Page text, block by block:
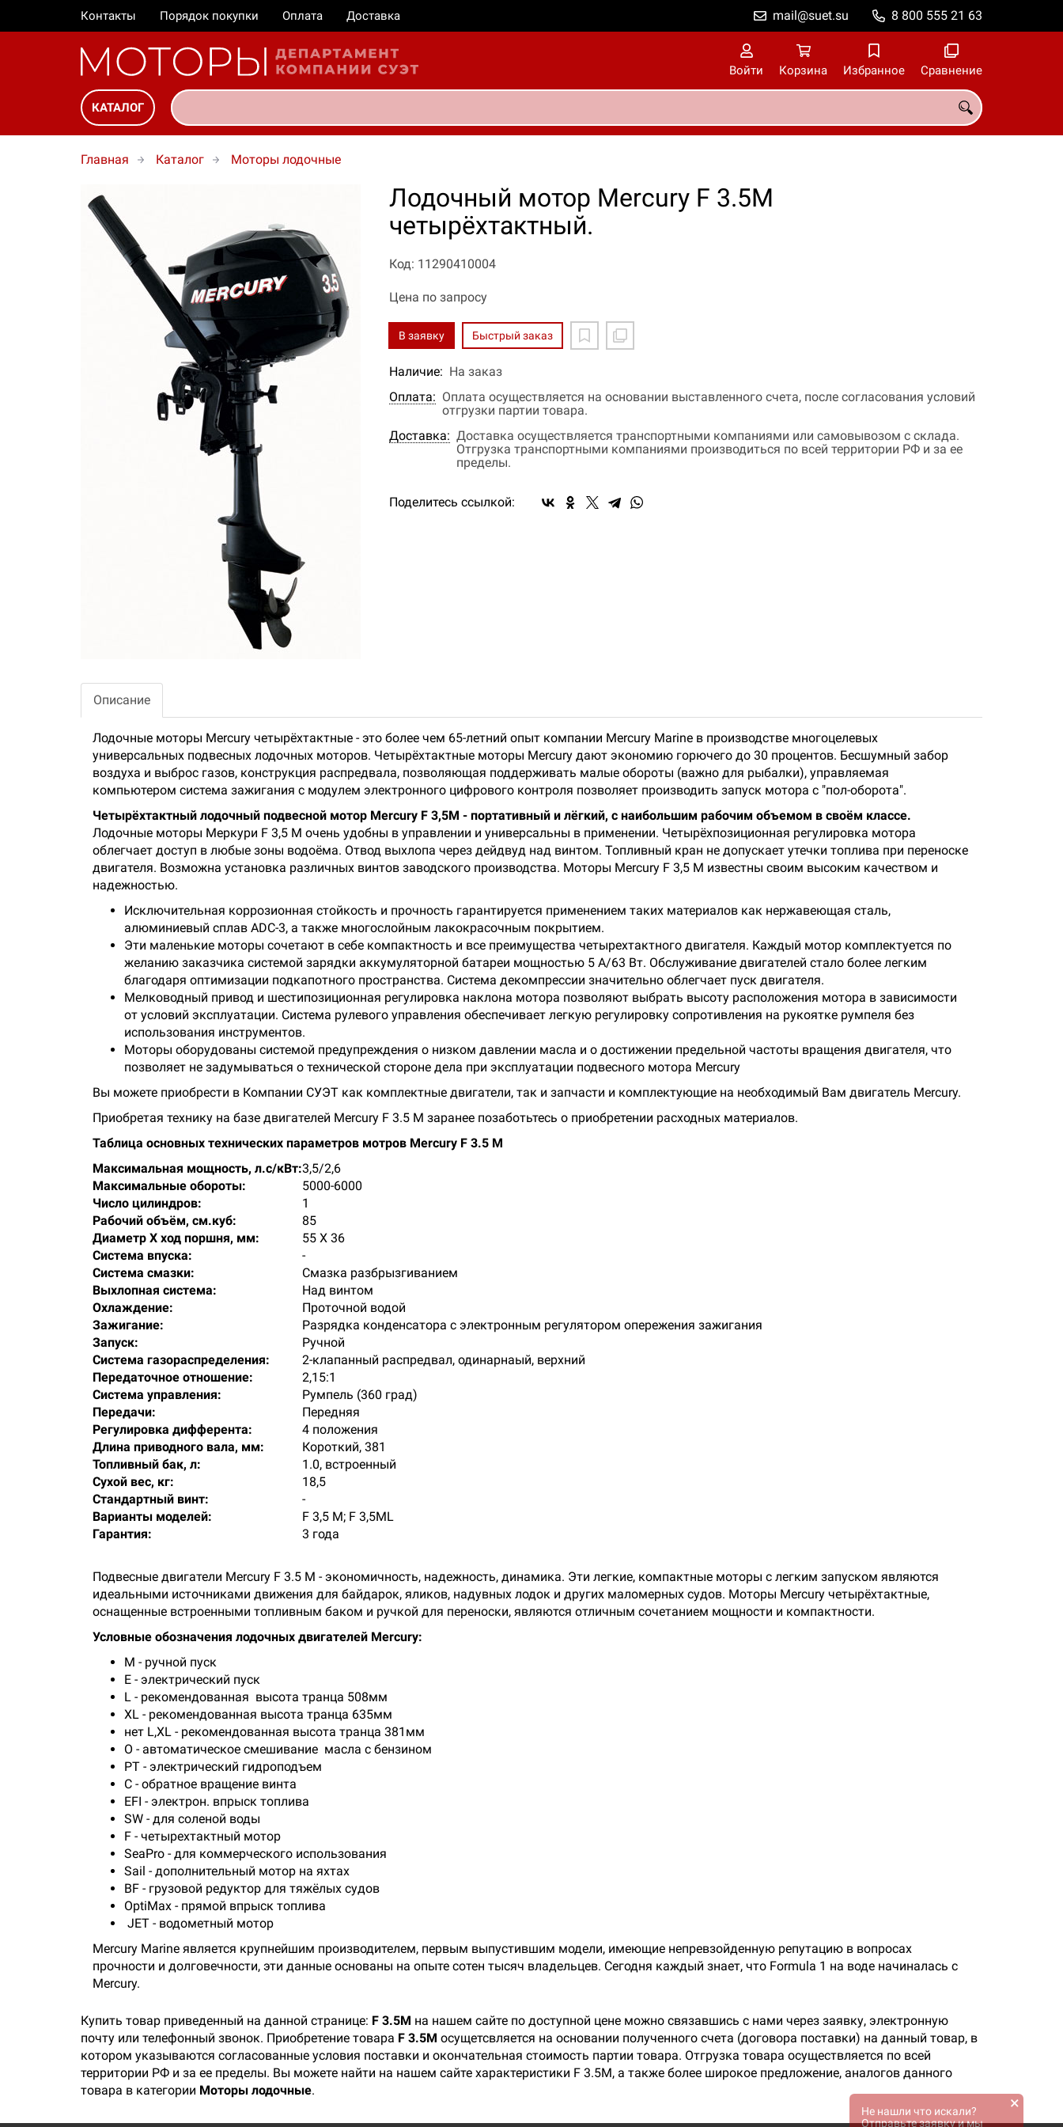
Контакты Порядок покупки Оплата Доставка 8 800 555 21 63
mail@suet.su
Войти Корзина Избранное Сравнение
КАТАЛОГ
Главная Каталог Моторы лодочные
Лодочный мотор Mercury F 3.5M
четырёхтактный.
Код: 11290410004
Цена по запросу
В заявку Быстрый заказ
Наличие: На заказ
Оплата: Оплата осуществляется на основании выставленного счета, после согласования условий
отгрузки партии товара.
Доставка: Доставка осуществляется транспортными компаниями или самовывозом с склада.
Отгрузка транспортными компаниями производиться по всей территории РФ и за ее
пределы.
Поделитесь ссылкой:
Описание
Лодочные моторы Mercury четырёхтактные - это более чем 65-летний опыт компании Mercury Marine в производстве многоцелевых
универсальных подвесных лодочных моторов. Четырёхтактные моторы Mercury дают экономию горючего до 30 процентов. Бесшумный забор
воздуха и выброс газов, конструкция распредвала, позволяющая поддерживать малые обороты (важно для рыбалки), управляемая
компьютером система зажигания с модулем электронного цифрового контроля позволяет производить запуск мотора с "пол-оборота".
Четырёхтактный лодочный подвесной мотор Mercury F 3,5М - портативный и лёгкий, с наибольшим рабочим объемом в своём классе.
Лодочные моторы Меркури F 3,5 М очень удобны в управлении и универсальны в применении. Четырёхпозиционная регулировка мотора
облегчает доступ в любые зоны водоёма. Отвод выхлопа через дейдвуд над винтом. Топливный кран не допускает утечки топлива при переноске
двигателя. Возможна установка различных винтов заводского производства. Моторы Mercury F 3,5 M известны своим высоким качеством и
надежностью.
Исключительная коррозионная стойкость и прочность гарантируется применением таких материалов как нержавеющая сталь,
алюминиевый сплав ADC-3, а также многослойным лакокрасочным покрытием.
Эти маленькие моторы сочетают в себе компактность и все преимущества четырехтактного двигателя. Каждый мотор комплектуется по
желанию заказчика системой зарядки аккумуляторной батареи мощностью 5 А/63 Вт. Обслуживание двигателей стало более легким
благодаря оптимизации подкапотного пространства. Система декомпрессии значительно облегчает пуск двигателя.
Мелководный привод и шестипозиционная регулировка наклона мотора позволяют выбрать высоту расположения мотора в зависимости
от условий эксплуатации. Система рулевого управления обеспечивает легкую регулировку сопротивления на рукоятке румпеля без
использования инструментов.
Моторы оборудованы системой предупреждения о низком давлении масла и о достижении предельной частоты вращения двигателя, что
позволяет не задумываться о технической стороне дела при эксплуатации подвесного мотора Mercury
Вы можете приобрести в Компании СУЭТ как комплектные двигатели, так и запчасти и комплектующие на необходимый Вам двигатель Mercury.
Приобретая технику на базе двигателей Mercury F 3.5 M заранее позаботьтесь о приобретении расходных материалов.
Таблица основных технических параметров мотров Mercury F 3.5 M
Максимальная мощность, л.с/кВт:3,5/2,6
Максимальные обороты:
5000-6000
Число цилиндров:
1
Рабочий объём, см.куб:
85
Диаметр Х ход поршня, мм:
55 Х 36
Система впуска:
-
Система смазки:
Смазка разбрызгиванием
Выхлопная система:
Над винтом
Охлаждение:
Проточной водой
Зажигание:
Разрядка конденсатора с электронным регулятором опережения зажигания
Запуск:
Ручной
Система газораспределения:
2-клапанный распредвал, одинарнаый, верхний
Передаточное отношение:
2,15:1
Система управления:
Румпель (360 град)
Передачи:
Передняя
Регулировка дифферента:
4 положения
Длина приводного вала, мм:
Короткий, 381
Топливный бак, л:
1.0, встроенный
Сухой вес, кг:
18,5
Стандартный винт:
-
Варианты моделей:
F 3,5 M; F 3,5ML
Гарантия:
3 года
Подвесные двигатели Mercury F 3.5 М - экономичность, надежность, динамика. Эти легкие, компактные моторы с легким запуском являются
идеальными источниками движения для байдарок, яликов, надувных лодок и других маломерных судов. Моторы Mercury четырёхтактные,
оснащенные встроенными топливным баком и ручкой для переноски, являются отличным сочетанием мощности и компактности.
Условные обозначения лодочных двигателей Mercury:
М - ручной пуск
Е - электрический пуск
L - рекомендованная высота транца 508мм
XL - рекомендованная высота транца 635мм
нет L,XL - рекомендованная высота транца 381мм
O - автоматическое смешивание масла с бензином
PT - электрический гидроподъем
C - обратное вращение винта
EFI - электрон. впрыск топлива
SW - для соленой воды
F - четырехтактный мотор
SeaPro - для коммерческого использования
Sail - дополнительный мотор на яхтах
BF - грузовой редуктор для тяжёлых судов
OptiMax - прямой впрыск топлива
JET - водометный мотор
Mercury Marine является крупнейшим производителем, первым выпустившим модели, имеющие непревзойденную репутацию в вопросах
прочности и долговечности, эти данные основаны на опыте сотен тысяч владельцев. Сегодня каждый знает, что Formula 1 на воде начиналась с
Mercury.
Купить товар приведенный на данной странице: F 3.5M на нашем сайте по доступной цене можно связавшись с нами через заявку, электронную
почту или телефонный звонок. Приобретение товара F 3.5M осущетсвляется на основании полученного счета (договора поставки) на данный товар, в
котором указываются согласованные условия поставки и окончательная стоимость партии товара. Отгрузка товара осуществляется по всей
территории РФ и за ее пределы. Вы можете найти на нашем сайте характеристики F 3.5M, а также более широкое предложение, аналогов данного
товара в категории Моторы лодочные.
Не нашли что искали?
Отправьте заявку и мы
×